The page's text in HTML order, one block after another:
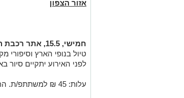
אזור הצפון
חמישי, 15.5, אתר רכבת העמק בכפר יהושע, "טוב ללכת בדרכים":
טיול בנופי הארץ וסיפורי
לפני האירוע יתקיים סיור
עלות: 45 ₪ למשתתפ/ת. הרשמה